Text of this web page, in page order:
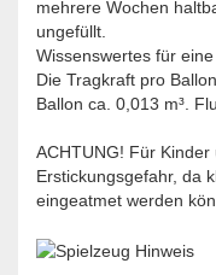
mehrere Wochen
ungefüllt.
Wissenswertes für
Die Tragkraft pro
Ballon ca. 0,013 m³.
ACHTUNG! Für
Erstickungsgefahr, da
eingeatmet werden